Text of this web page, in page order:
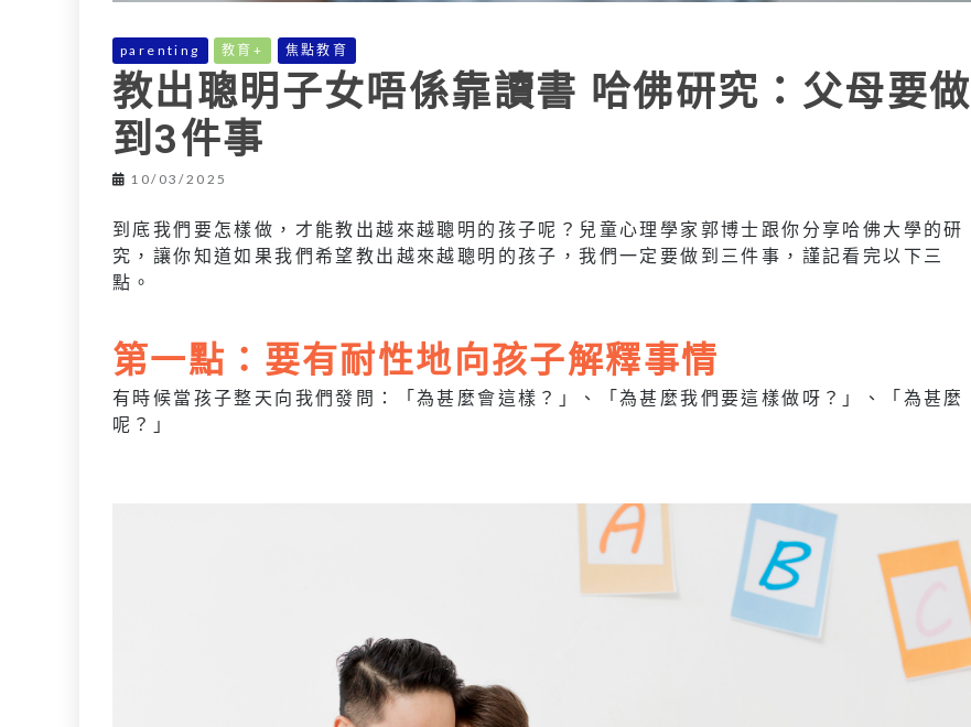
parenting 教育+ 焦點教育
教出聰明子女唔係靠讀書 哈佛研究：父母要做
到3件事
10/03/2025
到底我們要怎樣做，才能教出越來越聰明的孩子呢？兒童心理學家郭博士跟你分享哈佛大學的研
究，讓你知道如果我們希望教出越來越聰明的孩子，我們一定要做到三件事，謹記看完以下三
點。
第一點：要有耐性地向孩子解釋事情
有時候當孩子整天向我們發問：「為甚麼會這樣？」、「為甚麼我們要這樣做呀？」、「為甚麼
呢？」